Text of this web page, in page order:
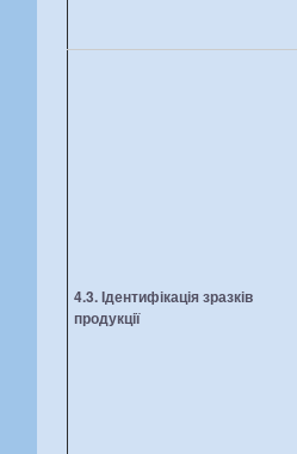
4.3. Ідентифікація зразків
продукції